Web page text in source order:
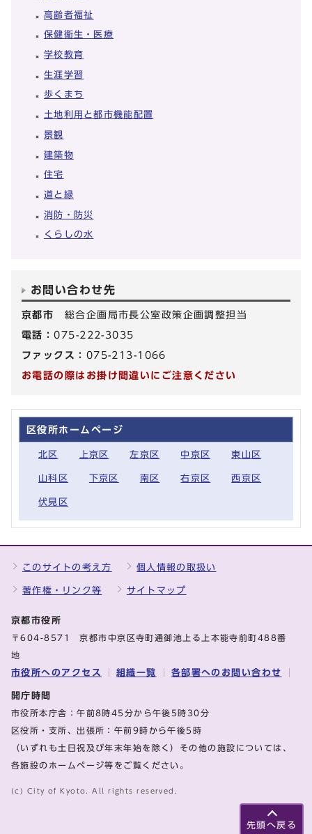
高齢者福祉
保健衛生・医療
学校教育
生涯学習
歩くまち
土地利用と都市機能配置
景観
建築物
住宅
道と緑
消防・防災
くらしの水
お問い合わせ先
京都市 総合企画局市長公室政策企画調整担当
電話：075-222-3035
ファックス： 075-213-1066
お電話の際はお掛け間違いにご注意ください
区役所ホームページ
北区 上京区 左京区 中京区 東山区
山科区 下京区 南区 右京区 西京区
伏見区
先頭へ戻る
このサイトの考え方 個人情報の取扱い
著作権・リンク等 サイトマップ
京都市役所
〒604-8571 京都市中京区寺町通御池上る上本能寺前町488番
地
市役所へのアクセス 組織一覧 各部署へのお問い合わせ
開庁時間
市役所本庁舎：午前8時45分から午後5時30分
区役所・支所、出張所：午前9時から午後5時
（いずれも土日祝及び年末年始を除く）その他の施設については、
各施設のホームページ等をご覧ください。
(c) City of Kyoto. All rights reserved.